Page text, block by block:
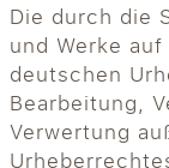
Die durch die
und Werke
deutschen
Bearbeitung,
Verwertung